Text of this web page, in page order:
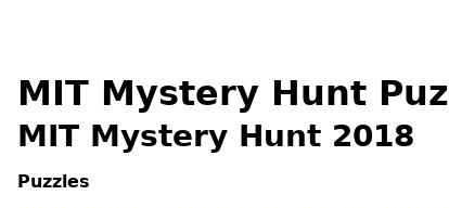
MIT Mystery Hunt
MIT Mystery Hunt 2018
Puzzles